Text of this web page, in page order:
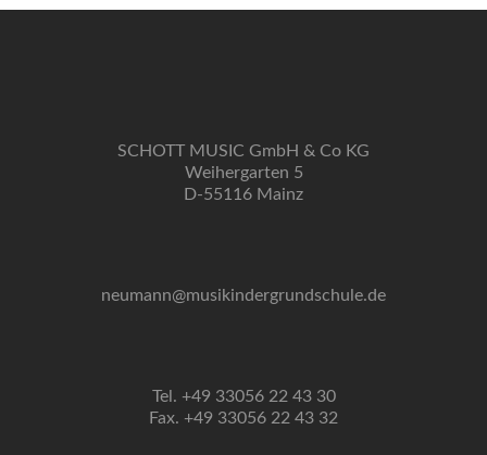
SCHOTT MUSIC GmbH & Co KG
Weihergarten 5
D-55116 Mainz
neumann@musikindergrundschule.de
Tel. +49 33056 22 43 30
Fax. +49 33056 22 43 32